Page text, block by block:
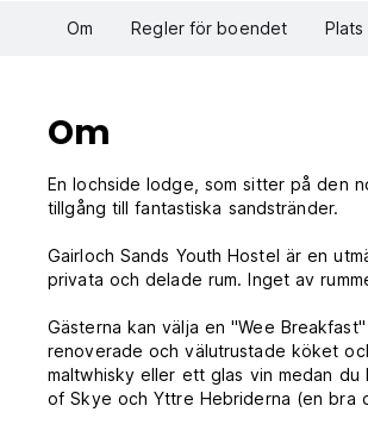
Om Regler för boendet Plats
Om
En lochside lodge, som sitter på den
tillgång till fantastiska sandstränder.
Gairloch Sands Youth Hostel är en
privata och delade rum. Inget av
Gästerna kan välja en "Wee
renoverade och välutrustade köket
maltwhisky eller ett glas vin medan
of Skye och Yttre Hebriderna (en bra